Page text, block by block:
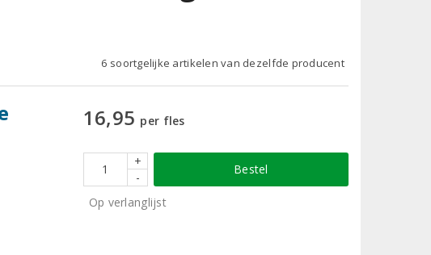
6 soortgelijke artikelen van dezelfde producent
16,95 per fles
+
-
Bestel
Op verlanglijst